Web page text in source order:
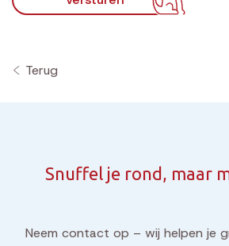
Terug
Snuffel je rond, maar
Neem contact op – wij helpen je